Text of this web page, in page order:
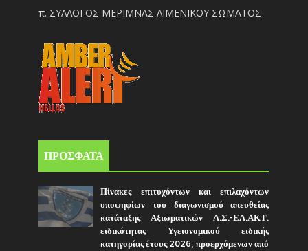
π. ΣΥΛΛΟΓΟΣ ΜΕΡΙΜΝΑΣ ΛΙΜΕΝΙΚΟΥ ΣΩΜΑΤΟΣ
ΠΡΟΣΦΑΤΑ
Πίνακες επιτυχόντων και επιλαχόντων
υποψηφίων του διαγωνισμού απευθείας
κατάταξης Αξιωματικών Λ.Σ.-ΕΛ.ΑΚΤ.
ειδικότητας Υγειονομικού ειδικής
κατηγορίας έτους 2026, προερχόμενων από